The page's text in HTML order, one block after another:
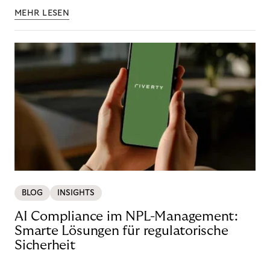
MEHR LESEN
BLOG INSIGHTS
AI Compliance im NPL-Management:
Smarte Lösungen für regulatorische
Sicherheit